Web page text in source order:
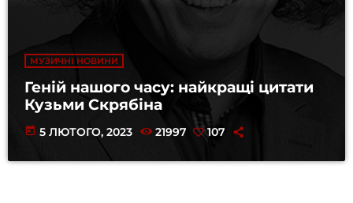
МУЗИЧНІ НОВИНИ
Геній нашого часу: найкращі цитати
Кузьми Скрябіна
today 5 ЛЮТОГО, 2023 21997 107